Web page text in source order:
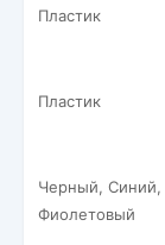
Пластик
Пластик
Черный, Синий,
Фиолетовый